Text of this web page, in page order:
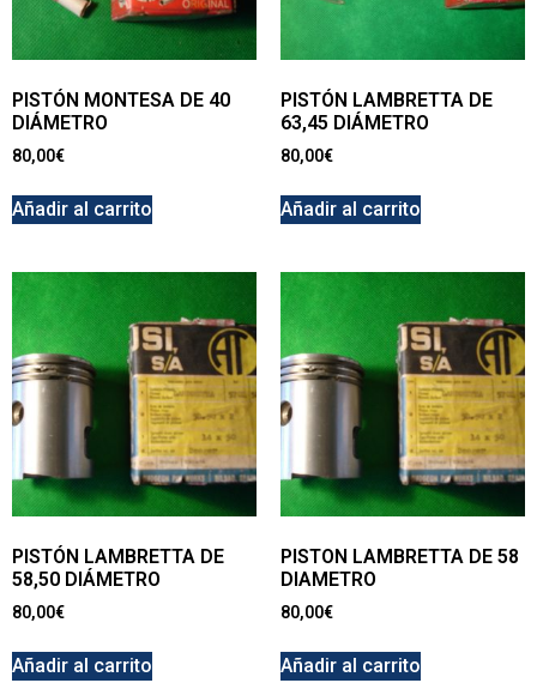
PISTÓN MONTESA DE 40
DIÁMETRO
80,00€
Añadir al carrito
PISTÓN LAMBRETTA DE
63,45 DIÁMETRO
80,00€
Añadir al carrito
PISTÓN LAMBRETTA DE
58,50 DIÁMETRO
80,00€
Añadir al carrito
PISTON LAMBRETTA DE 58
DIAMETRO
80,00€
Añadir al carrito